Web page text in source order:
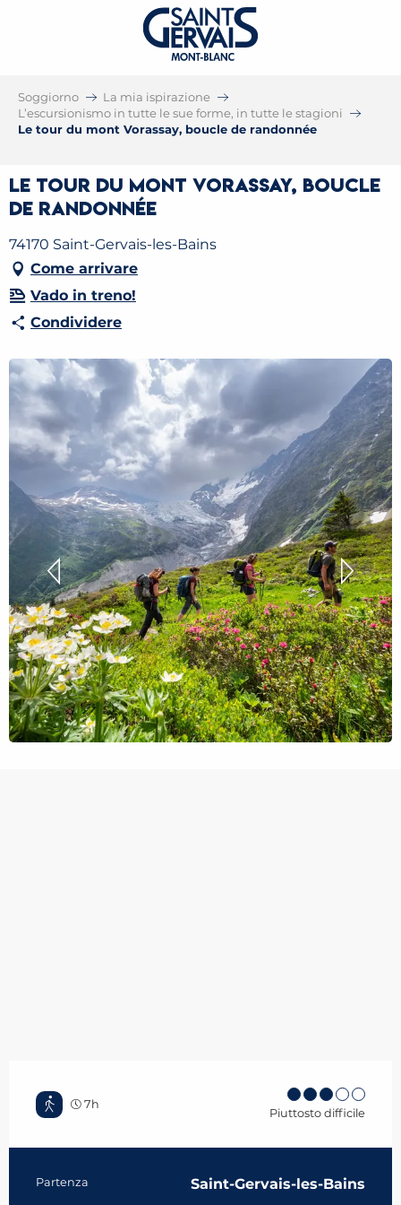
Soggiorno
La mia ispirazione
L’escursionismo in tutte le sue forme, in tutte le stagioni
Le tour du mont Vorassay, boucle de randonnée
Le tour du mont Vorassay, boucle
de randonnée
74170 Saint-Gervais-les-Bains
Come arrivare
Vado in treno!
Condividere
7h
Piuttosto difficile
Informazioni pratiche
Partenza Saint-Gervais-les-Bains